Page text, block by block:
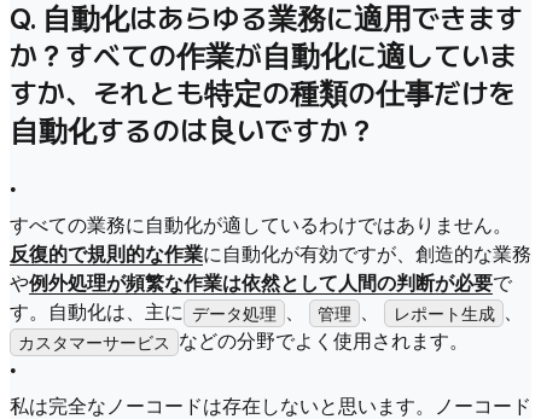
Q. 自動化はあらゆる業務に適用できます
か？すべての作業が自動化に適していま
すか、それとも特定の種類の仕事だけを
自動化するのは良いですか？
•
すべての業務に自動化が適しているわけではありません。
反復的で規則的な作業に自動化が有効ですが、創造的な業務
や例外処理が頻繁な作業は依然として人間の判断が必要で
す。自動化は、主に データ処理 管理 レポート生成
カスタマーサービス
などの分野でよく使用されます。
•
私は完全なノーコードは存在しないと思います。ノーコード